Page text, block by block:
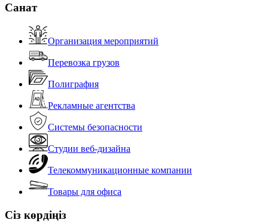
Санат
Организация мероприятий
Перевозка грузов
Полиграфия
Рекламные агентства
Системы безопасности
Студии веб-дизайна
Телекоммуникационные компании
Товары для офиса
Сіз көрдіңіз